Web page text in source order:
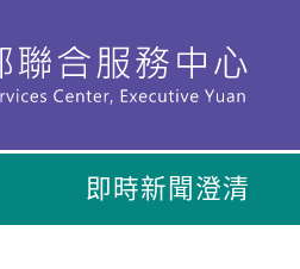
即時新聞澄清